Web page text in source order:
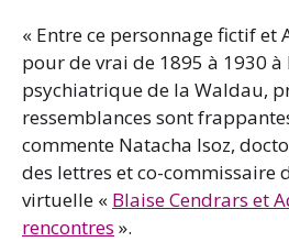
« Entre ce personnage fictif
pour de vrai de 1895 à 1930 à
psychiatrique de la Waldau,
ressemblances sont
commente Natacha Isoz,
des lettres et co-commissaire
virtuelle « Blaise Cendrars et
rencontres ».